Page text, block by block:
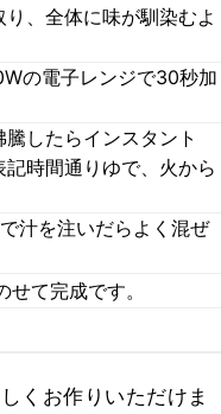
、全体に味が馴染むよ
の電子レンジで30秒加
したらインスタント
時間通りゆで、火から
汁を注いだらよく混ぜ
て完成です。
くお作りいただけま